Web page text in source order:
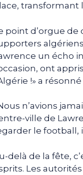
transformant
point d’orgue
un écho
ont
!» a
n’avions
ville de
le football,
delà de la fête,
Les